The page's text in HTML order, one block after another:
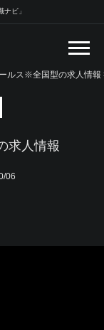
ビ」
ルス※全国型の求人情報
求人情報
06